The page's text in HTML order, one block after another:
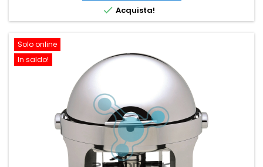
 Acquista!
Solo online
In saldo!